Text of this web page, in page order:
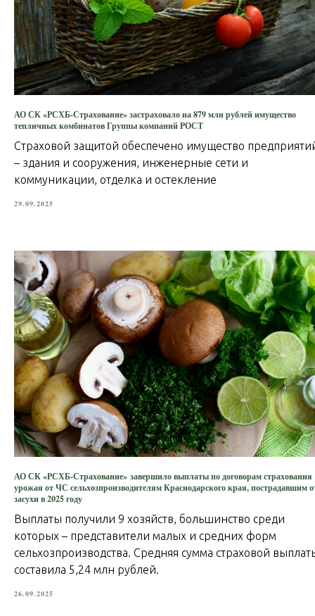
АО СК «РСХБ-Страхование» застраховало на 879 млн рублей имущество
тепличных комбинатов Группы компаний РОСТ
Страховой защитой обеспечено имущество
– здания и сооружения, инженерные сети и
коммуникации, отделка и остекление
29.09.2025
АО СК «РСХБ-Страхование» завершило выплаты по договорам страхования
урожая от ЧС сельхозпроизводителям Краснодарского края, пострадавшим
засухи в 2025 году
Выплаты получили 9 хозяйств, большинство среди
которых – представители малых и средних форм
сельхозпроизводства. Средняя сумма страховой
составила 5,24 млн рублей.
26.09.2025